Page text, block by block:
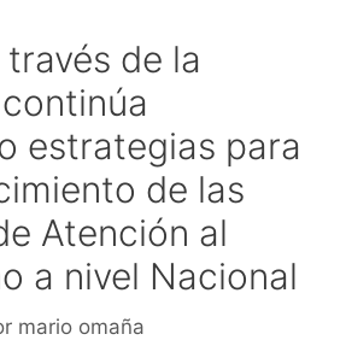
través de la
estrategias para
de las
Atención al
a nivel Nacional
mario omaña